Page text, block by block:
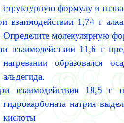
структурную фор­мулу и
взаимодействии 1,74 г
Определите молекулярную
взаимодействии 11,6 г
нагревании образовался
альдегида.
взаимодействии 18,5 г
гидрокарбоната натрия
кислоты